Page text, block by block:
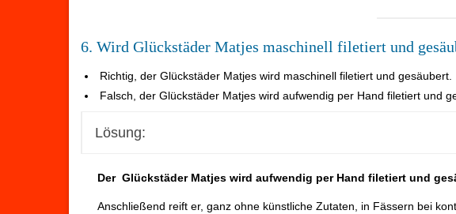
6. Wird Glückstäder Matjes maschinell filetiert und
Richtig, der Glückstäder Matjes wird maschinell filetiert und gesäubert.
Falsch, der Glückstäder Matjes wird aufwendig per Hand filetiert und
Lösung:
Der Glückstäder Matjes wird aufwendig per Hand filetiert und
Anschließend reift er, ganz ohne künstliche Zutaten, in Fässern bei